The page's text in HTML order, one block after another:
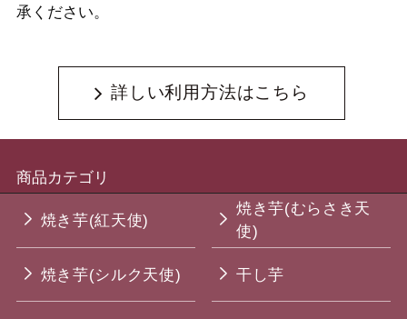
承ください。
詳しい利用方法はこちら
商品カテゴリ
焼き芋(紅天使)
焼き芋(むらさき天
使)
焼き芋(シルク天使) 干し芋